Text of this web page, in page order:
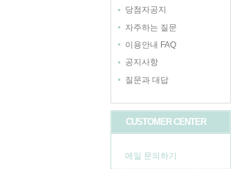
당첨자공지
자주하는 질문
이용안내 FAQ
공지사항
질문과 대답
CUSTOMER CENTER
메일 문의하기